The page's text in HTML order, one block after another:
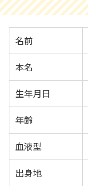
名前
本名
生年月日
年齢
血液型
出身地